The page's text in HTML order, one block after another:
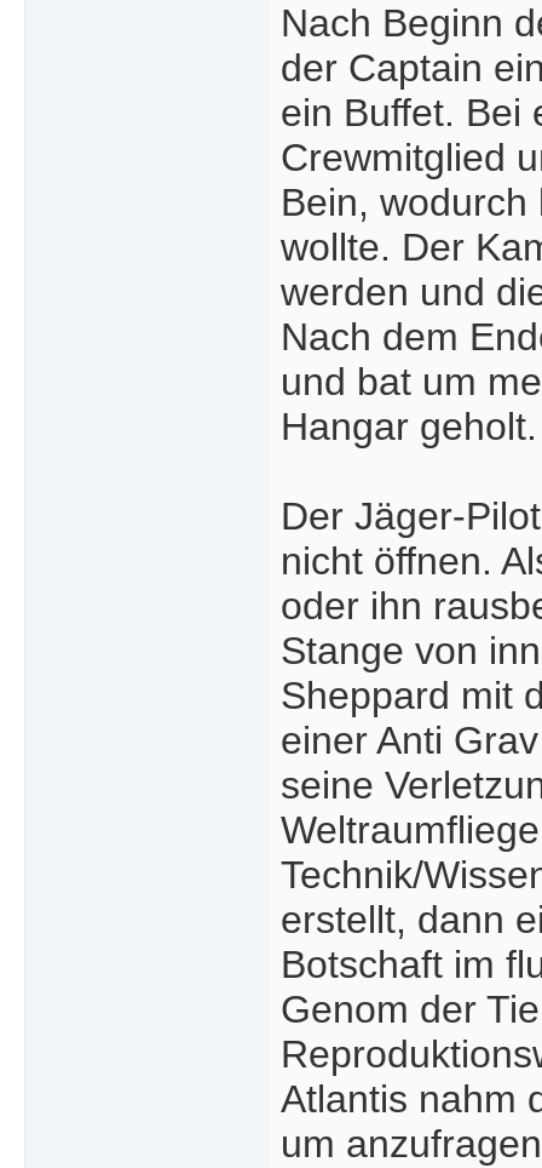
Nach Beginn
der Captain
ein Buffet. Bei
Crewmitglied
Bein,
wollte. Der
werden und
Nach dem
und bat um
Hangar geholt.
Der Jäger-
nicht öffnen.
oder ihn
Stange von
Sheppard mit
einer Anti
seine
Technik/
erstellt, dann
Botschaft im
Genom der
Atlantis nahm
um